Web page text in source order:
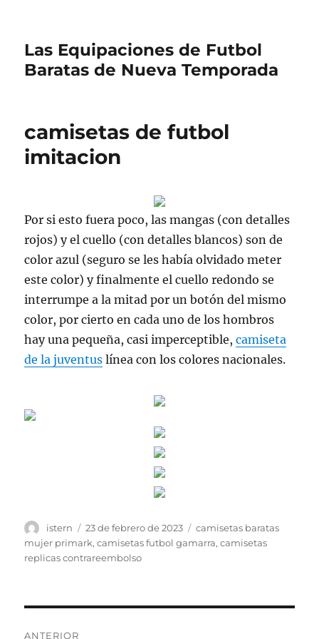
Las Equipaciones de Futbol
Baratas de Nueva Temporada
camisetas de futbol
imitacion
Por si esto fuera poco, las mangas (con detalles
rojos) y el cuello (con detalles blancos) son de
color azul (seguro se les había olvidado meter
este color) y finalmente el cuello redondo se
interrumpe a la mitad por un botón del mismo
color, por cierto en cada uno de los hombros
hay una pequeña, casi imperceptible,camiseta
de la juventus línea con los colores nacionales.
Autor
istern
Publicado
el
23 de febrero de 2023 Etiquetas
camisetas baratas
mujer primark,camisetas futbol gamarra,camisetas
replicas contrareembolso
ANTERIOR